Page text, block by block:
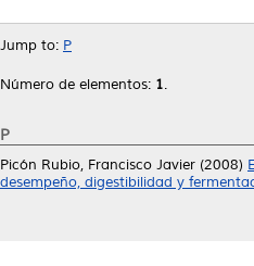
Jump to: P
Número de elementos: 1.
P
Picón Rubio, Francisco Javier (2008)
desempeño, digestibilidad y